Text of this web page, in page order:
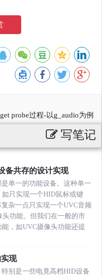
probe过程-以g_audio为例
写笔记
备共存的设计实现
单一的功能设备。这种单一
只实现一个HID鼠标或键
杂一点只实现一个UVC音频
功能。但我们在一般的市
，如UVC摄像头功能还提
实现
别是一些电竟高档HID设备